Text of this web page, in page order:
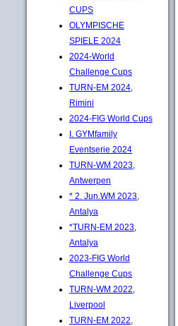
CUPS
OLYMPISCHE
SPIELE 2024
2024-World
Challenge Cups
TURN-EM 2024,
Rimini
2024-FIG World Cups
I. GYMfamily
Eventserie 2024
TURN-WM 2023,
Antwerpen
* 2. Jun.WM 2023,
Antalya
*TURN-EM 2023,
Antalya
2023-FIG World
Challenge Cups
TURN-WM 2022,
Liverpool
TURN-EM 2022,